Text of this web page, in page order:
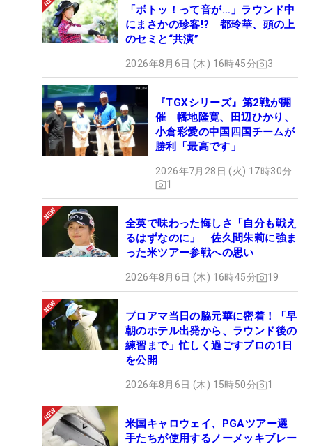
「ボトッ！って音が…」ラウンド中
にまさかの珍客!? 都玲華、頭の上
のセミと“共演”
2026年8月6日 (木) 16時45分 3
『TGXシリーズ』第2戦が開
催 幡地隆寛、田辺ひかり、
小倉彩愛の中国四国チームが
勝利「最高です」
2026年7月28日 (火) 17時30分
1
全英で味わった悔しさ「自分も戦え
るはずなのに」 佐久間朱莉に強ま
った米ツアー参戦への思い
2026年8月6日 (木) 16時45分 19
プロアマ当日の脇元華に密着！「早
朝のホテル出発から、ラウンド後の
練習まで」忙しく過ごすプロの1日
を公開
2026年8月6日 (木) 15時50分 1
米国キャロウェイ、PGAツアー選
手たちが使用するノーメッキブレー